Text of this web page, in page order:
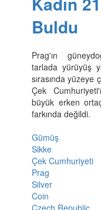
Buldu
Prag'ın
tarlada yürüyüş
sırasında yüzeye
Çek
büyük erken
farkında değildi.
Gümüş
Sikke
Çek Cumhuriyeti
Prag
Silver
Coin
Czech Republic